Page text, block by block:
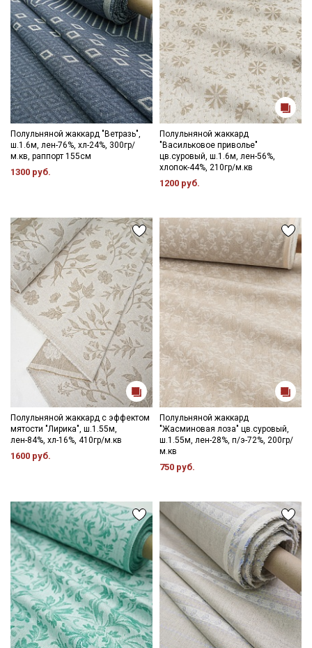
Полульняной жаккард "Ветразь",
ш.1.6м, лен-76%, хл-24%, 300гр/
м.кв, раппорт 155см
1300 руб.
Полульняной жаккард
"Васильковое приволье"
цв.суровый, ш.1.6м, лен-56%,
хлопок-44%, 210гр/м.кв
1200 руб.
Полульняной жаккард с эффектом
мятости "Лирика", ш.1.55м,
лен-84%, хл-16%, 410гр/м.кв
1600 руб.
Полульняной жаккард
"Жасминовая лоза" цв.суровый,
ш.1.55м, лен-28%, п/э-72%, 200гр/
м.кв
750 руб.